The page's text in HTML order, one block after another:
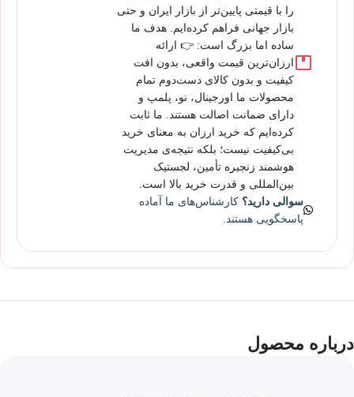
را با قیمتی پایین‌تر از بازار ایران و حتی
بازار جهانی فراهم کرده‌ایم. هدف ما
ساده اما بزرگ است: 👉 ارائه
ارزان‌ترین قیمت واقعی، بدون افت
کیفیت و بدون کالای دست‌دوم تمام
محصولات ما اورجینال، نو، پلمپ و
دارای ضمانت اصالت هستند. ما ثابت
کرده‌ایم که خرید ارزان به معنای خرید
بی‌کیفیت نیست؛ بلکه نتیجه‌ی مدیریت
هوشمند زنجیره تأمین، لجستیک
بین‌المللی و قدرت خرید بالا است.
سوالی دارید؟ کارشناس‌های ما آماده
پاسخگویی هستند.
درباره محصول